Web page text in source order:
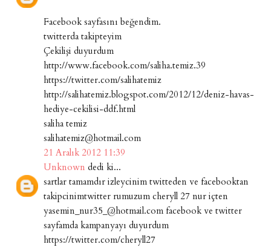
Facebook sayfasını beğendim.
twitterda takipteyim
Çekilişi duyurdum
http://www.facebook.com/saliha.temiz.39
https://twitter.com/salihatemiz
http://salihatemiz.blogspot.com/2012/12/deniz-havas-
hediye-cekilisi-ddf.html
saliha temiz
salihatemiz@hotmail.com
21 Aralık 2012 11:39
Unknown dedi ki...
sartlar tamamdır izleycinim twitteden ve facebooktan
takipcinimtwitter rumuzum cheryll 27 nur içten
yasemin_nur35_@hotmail.com facebook ve twitter
sayfamda kampanyayı duyurdum
https://twitter.com/cheryll27